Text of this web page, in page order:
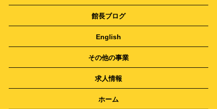
館長ブログ
English
その他の事業
求人情報
ホーム